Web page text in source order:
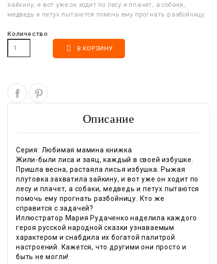
зайкину, и вот уже он ходит по лесу и плачет, а собаки,
медведь и петух пытаются помочь ему прогнать разбойницу.
Количество
 В КОРЗИНУ
Описание
Серия: Любимая мамина книжка
Жили-были лиса и заяц, каждый в своей избушке.
Пришла весна, растаяла лисья избушка. Рыжая
плутовка захватила зайкину, и вот уже он ходит по
лесу и плачет, а собаки, медведь и петух пытаются
помочь ему прогнать разбойницу. Кто же
справится с задачей?
Иллюстратор Мария Рудаченко наделила каждого
героя русской народной сказки узнаваемым
характером и снабдила их богатой палитрой
настроений. Кажется, что другими они просто и
быть не могли!